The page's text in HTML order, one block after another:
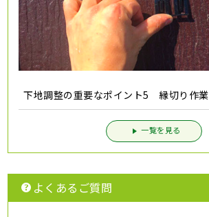
下地調整の重要なポイント5 縁切り作業
一覧を見る
よくあるご質問